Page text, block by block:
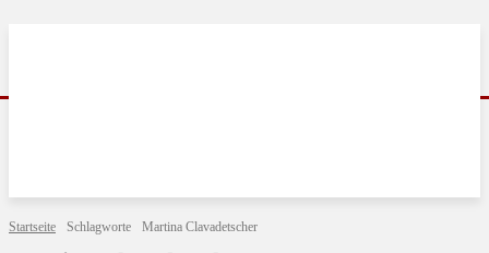
Startseite Schlagworte Martina Clavadetscher